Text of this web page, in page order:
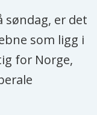
søndag, er det
som ligg i
for Norge,